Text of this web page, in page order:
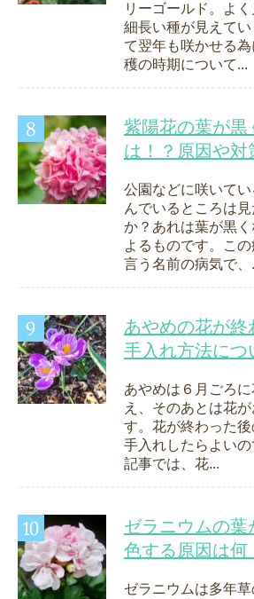
リーゴールド。よ
細長い種が見えて
て翌年も咲かせる
穫の時期について...
紫陽花の葉が黒
は！？原因や対
公園などに咲いて
んでいるところは
か？あれは葉が黒
よるものです。こ
言う名前の病気で、
あやめの花が終
手入れ方法につ
あやめは６月ごろ
え、そのあとは花
す。花が終わった
手入れしたらよい
記事では、花...
ゼラニウムの
色する原因は何
ゼラニウムは多年